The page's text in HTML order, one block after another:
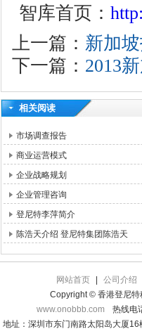
智库首页：
上一篇： 新加
下一篇： 2013
相关阅读
市场调查报告
商业运营模式
企业战略规划
企业管理咨询
登尼特李萍简介
陈浩天介绍 登尼特集团陈浩天
网站首页
公司介绍
Copyright © 香港登尼特
www.onobbb.com
热线电
地址：深圳市东门南路太阳岛大厦